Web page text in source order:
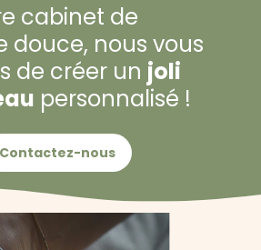
cabinet de
douce, nous vous
de créer un joli
personnalisé !
Contactez-nous